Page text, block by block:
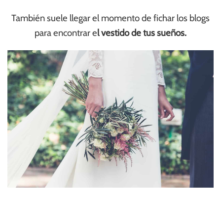
También suele llegar el momento de fichar los blogs
para encontrar el vestido de tus sueños.